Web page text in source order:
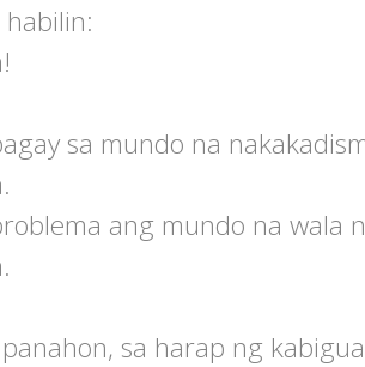
sa mundo na
ang mundo na wala
sa harap ng